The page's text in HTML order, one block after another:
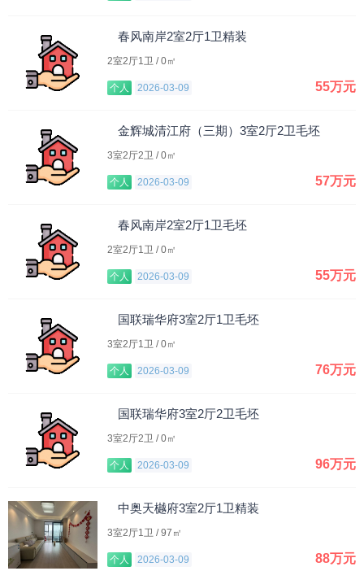
春风南岸2室2厅1卫精装
2室2厅1卫 / 0㎡
个人 2026-03-09 55万元
金辉城清江府（三期）3室2厅2卫毛坯
3室2厅2卫 / 0㎡
个人 2026-03-09 57万元
春风南岸2室2厅1卫毛坯
2室2厅1卫 / 0㎡
个人 2026-03-09 55万元
国联瑞华府3室2厅1卫毛坯
3室2厅1卫 / 0㎡
个人 2026-03-09 76万元
国联瑞华府3室2厅2卫毛坯
3室2厅2卫 / 0㎡
个人 2026-03-09 96万元
中奥天樾府3室2厅1卫精装
3室2厅1卫 / 97㎡
个人 2026-03-09 88万元